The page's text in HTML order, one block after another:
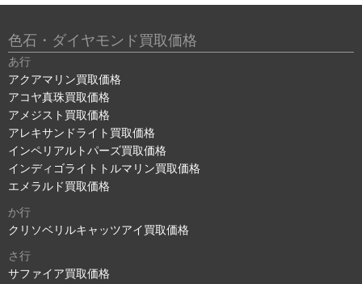
色石・ダイヤモンド買取価格
あ行
アクアマリン買取価格
アコヤ真珠買取価格
アメジスト買取価格
アレキサンドライト買取価格
インペリアルトパーズ買取価格
インディゴライトトルマリン買取価格
エメラルド買取価格
か行
クリソベリルキャッツアイ買取価格
さ行
サファイア買取価格